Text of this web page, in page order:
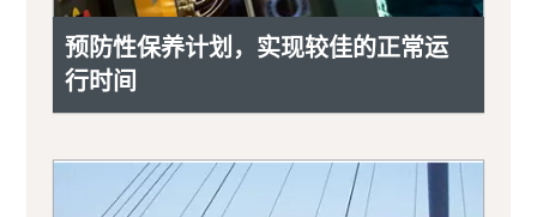
预防性保养计划，实现较佳的正常运
行时间